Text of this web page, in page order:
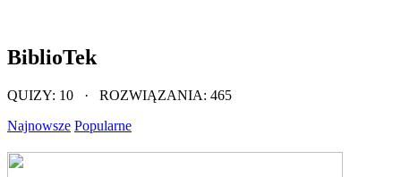
BiblioTek
QUIZY: 10 · ROZWIĄZANIA: 465
Najnowsze Popularne